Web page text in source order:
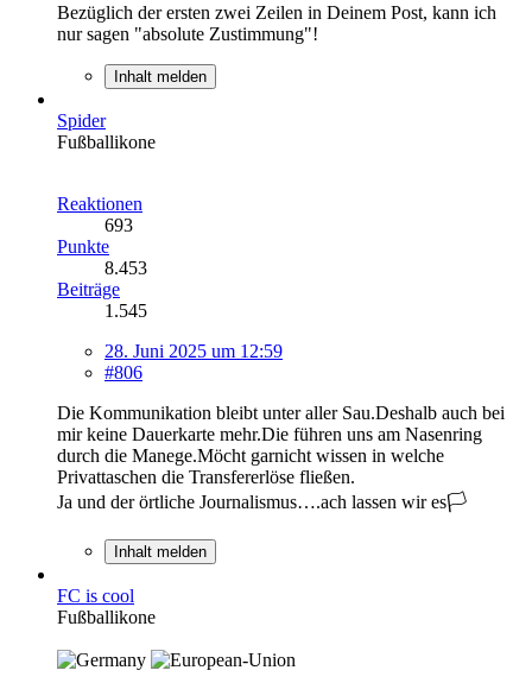
Bezüglich der ersten zwei Zeilen in Deinem Post, kann ich
nur sagen "absolute Zustimmung"!
Inhalt melden
Spider
Fußballikone
Reaktionen
693
Punkte
8.453
Beiträge
1.545
28. Juni 2025 um 12:59
#806
Die Kommunikation bleibt unter aller Sau.Deshalb auch bei
mir keine Dauerkarte mehr.Die führen uns am Nasenring
durch die Manege.Möcht garnicht wissen in welche
Privattaschen die Transfererlöse fließen.
Ja und der örtliche Journalismus….ach lassen wir es🏳️
Inhalt melden
FC is cool
Fußballikone